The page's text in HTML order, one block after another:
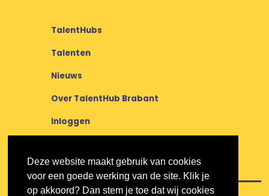
Deze website maakt gebruik van cookies
voor een goede werking van de site. Klik je
op akkoord? Dan stem je toe dat wij cookies
TalentHubs
Talenten
Nieuws
Over TalentHub Brabant
Inloggen